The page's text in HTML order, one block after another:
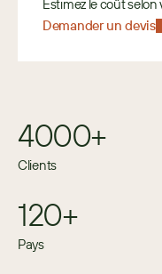
Estimez le coût selon
Demander un devis
4000+
Clients
120+
Pays